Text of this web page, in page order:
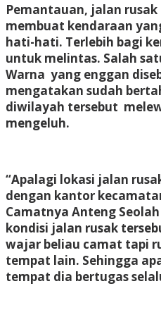
Pemantauan, jalan
membuat kendaraan
hati-hati. Terlebih bagi
untuk melintas. Salah
Warna yang enggan
mengatakan sudah
diwilayah tersebut
mengeluh.
“Apalagi lokasi jalan
dengan kantor
Camatnya Anteng
kondisi jalan rusak
wajar beliau camat tapi
tempat lain. Sehingga
tempat dia bertugas